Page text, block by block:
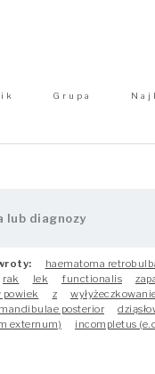
Grupa
haematoma
rak lek functionalis
z
mandibulae posterior
externum)
incompletus